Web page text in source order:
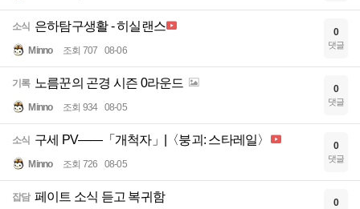
소식 은하탐구생활 - 히실랜스
Minno 조회 707 08-06
0
댓글
기록 노름꾼의 곤경 시즌 0라운드
Minno 조회 934 08-05
0
댓글
소식 구세 PV——「개척자」|〈붕괴: 스타레일〉
Minno 조회 726 08-05
0
댓글
잡담 페이트 소식 듣고 복귀함 0